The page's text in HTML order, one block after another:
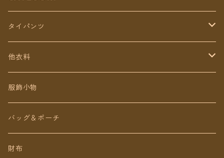
タイパンツ
定番無地タイパンツ
チェトオリジナル
ロング丈
ミディアム丈
他衣料
トップス
ワンピース
パンツ
服飾小物
バッグ＆ポーチ
財布